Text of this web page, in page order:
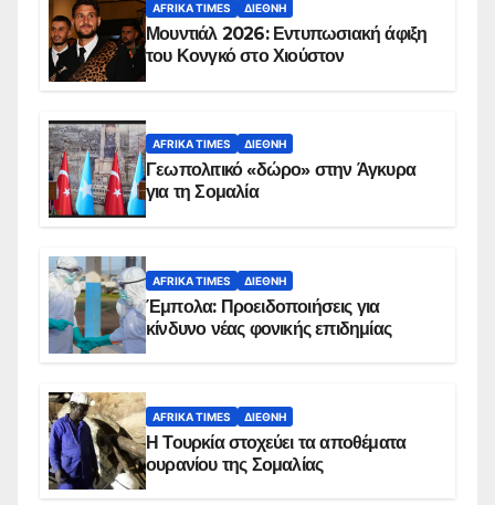
AFRIKA TIMES ΔΙΕΘΝΉ
Μουντιάλ 2026: Εντυπωσιακή άφιξη
του Κονγκό στο Χιούστον
AFRIKA TIMES ΔΙΕΘΝΉ
Γεωπολιτικό «δώρο» στην Άγκυρα
για τη Σομαλία
AFRIKA TIMES ΔΙΕΘΝΉ
Έμπολα: Προειδοποιήσεις για
κίνδυνο νέας φονικής επιδημίας
AFRIKA TIMES ΔΙΕΘΝΉ
Η Τουρκία στοχεύει τα αποθέματα
ουρανίου της Σομαλίας